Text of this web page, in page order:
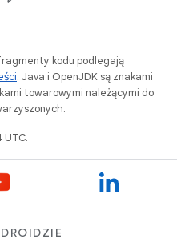
kodu podlegają
. Java i OpenJDK są znakami
towarowymi należącymi do